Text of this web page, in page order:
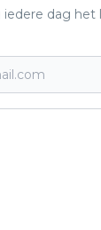
iedere dag het